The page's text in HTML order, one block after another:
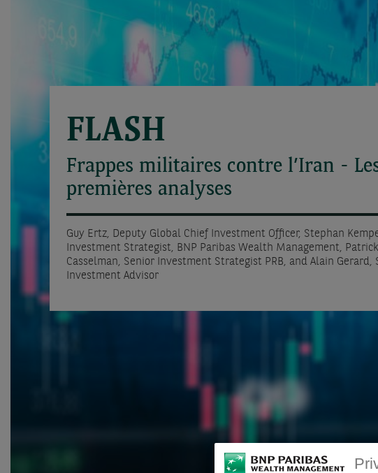
FLASH
Frappes militaires contre l’Iran -
premières analyses
Guy Ertz, Deputy Global Chief Investment Officer, Stephan
Investment Strategist, BNP Paribas Wealth Management, Patrick
Casselman, Senior Investment Strategist PRB, and Alain Gerard,
Investment Advisor